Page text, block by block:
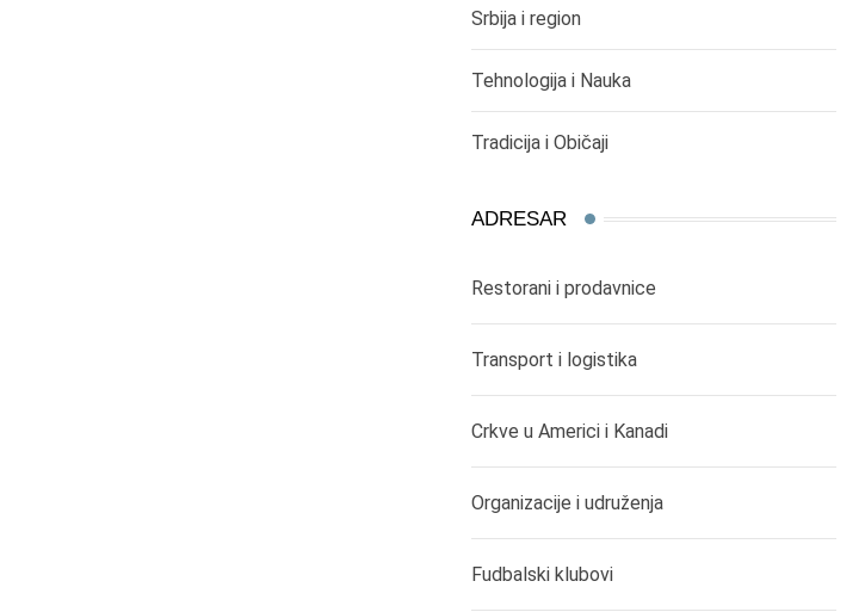
Srbija i region
Tehnologija i Nauka
Tradicija i Običaji
ADRESAR
Restorani i prodavnice
Transport i logistika
Crkve u Americi i Kanadi
Organizacije i udruženja
Fudbalski klubovi